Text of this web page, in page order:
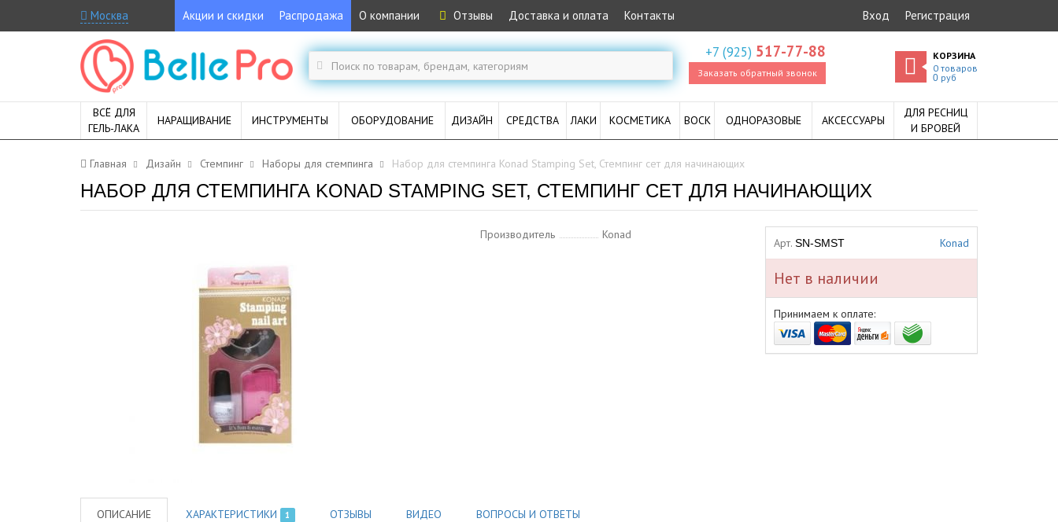
Москва Акции и скидки Распродажа О компании Отзывы Доставка и оплата Контакты Вход Регистрация
+7 (925) 517-77-88
Заказать обратный звонок
КОРЗИНА
0 товаров
0руб
ВСЁ ДЛЯ
ГЕЛЬ-ЛАКА
НАРАЩИВАНИЕ ИНСТРУМЕНТЫ ОБОРУДОВАНИЕ ДИЗАЙН СРЕДСТВА ЛАКИ КОСМЕТИКА ВОСК ОДНОРАЗОВЫЕ АКСЕССУАРЫ
ДЛЯ РЕСНИЦ
И БРОВЕЙ
Главная Дизайн Стемпинг Наборы для стемпинга Набор для стемпинга Konad Stamping Set, Стемпинг сет для начинающих
НАБОР ДЛЯ СТЕМПИНГА KONAD STAMPING SET, СТЕМПИНГ СЕТ ДЛЯ НАЧИНАЮЩИХ
Производитель Konad
Арт. SN-SMST Konad
Нет в наличии
Принимаем к оплате:
ОПИСАНИЕ ХАРАКТЕРИСТИКИ 1 ОТЗЫВЫ ВИДЕО ВОПРОСЫ И ОТВЕТЫ